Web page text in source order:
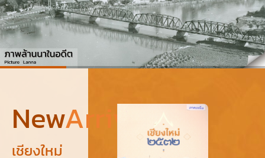
NewArrivals
เชียงใหม่